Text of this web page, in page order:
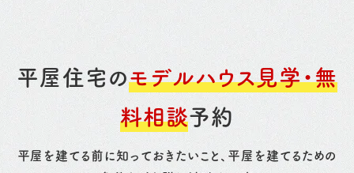
平屋住宅のモデルハウス見学・無
料相談予約
平屋を建てる前に知っておきたいこと、平屋を建てるための